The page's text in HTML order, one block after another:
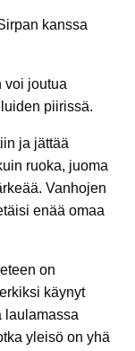
kanssa
voi joutua
piirissä.
ja jättää
ruoka, juoma
Vanhojen
enää omaa
on
käynyt
laulamassa
yleisö on yhä